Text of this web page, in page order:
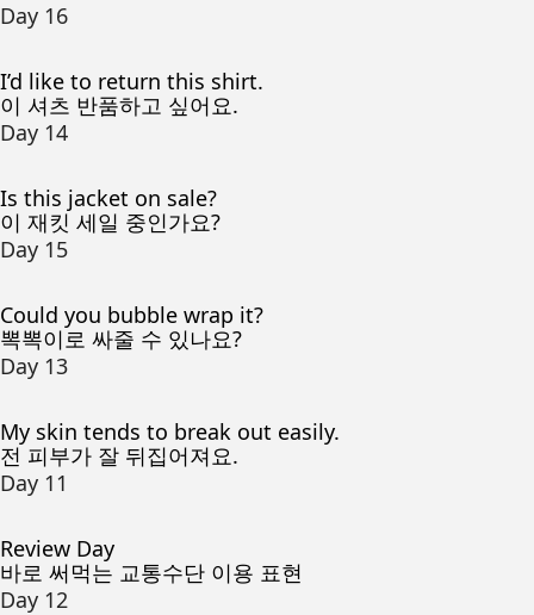
Day 16
I’d like to return this shirt.
이 셔츠 반품하고 싶어요.
Day 14
Is this jacket on sale?
이 재킷 세일 중인가요?
Day 15
Could you bubble wrap it?
뽁뽁이로 싸줄 수 있나요?
Day 13
My skin tends to break out easily.
전 피부가 잘 뒤집어져요.
Day 11
Review Day
바로 써먹는 교통수단 이용 표현
Day 12